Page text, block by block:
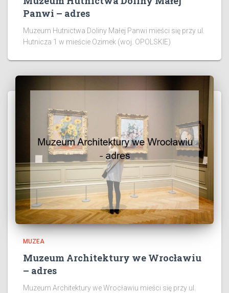
Panwi – adres
Muzeum Hutnictwa Doliny Małej Panwi mieści się przy ul.
Hutnicza 1 w mieście Ozimek (woj. OPOLSKIE)
MUZEA
Muzeum Architektury we Wrocławiu
– adres
Muzeum Architektury we Wrocławiu mieści się przy ul.